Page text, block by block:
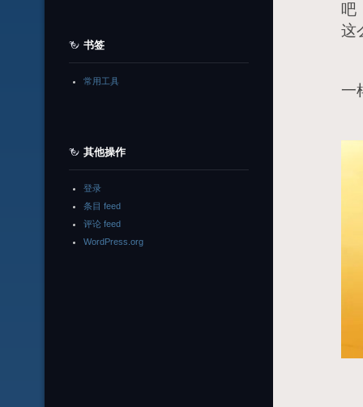
吧
这
一
书签
常用工具
其他操作
登录
条目 feed
评论 feed
WordPress.org